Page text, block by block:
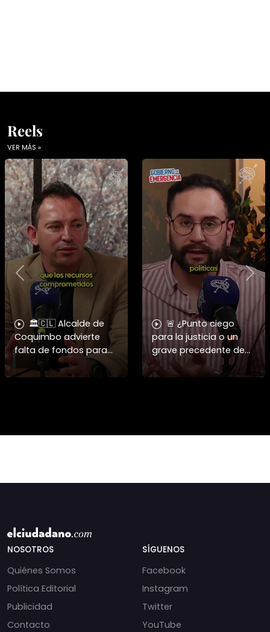
Reels
VER MÁS »
🏛️🇨🇱 Alcalde de
Coquimbo advierte
falta de fondos para
reconstrucción en 2026
y cuestiona
🚨 ¿Punto ciego
para la justicia o un
grave precedente de
impunidad? Juan Pablo
Sanhueza analiza el
Previous
NOSOTROS
Quiénes Somos
Política Editorial
Publicidad
Contacto
SÍGUENOS
Facebook
Instagram
Twitter
YouTube